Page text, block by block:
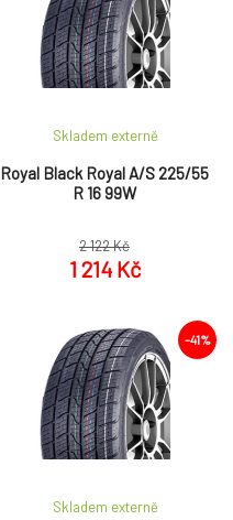
Royal Black Royal A/S 225/55
R 16 99W
Skladem externě
2 122 Kč
1 214 Kč
-41%
Skladem externě